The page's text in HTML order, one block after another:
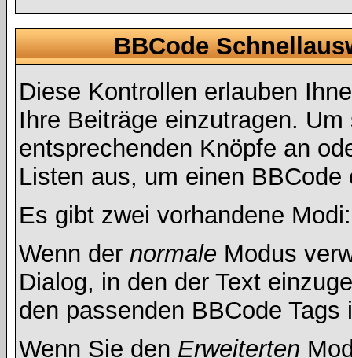
BBCode
Diese Kontrollen erlauben
Ihre Beiträge einzutragen.
entsprechenden Knöpfe an
Listen aus, um einen BBCode
Es gibt zwei vorhandene
Wenn der normale Modus
Dialog, in den der Text
den passenden BBCode
Wenn Sie den Erweiterten